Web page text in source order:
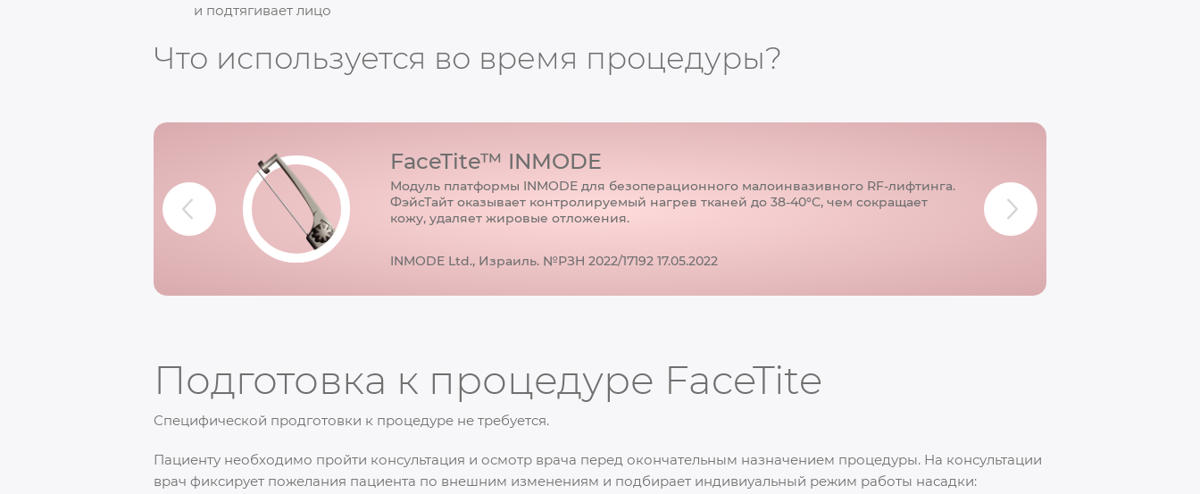
и подтягивает лицо
Что используется во время процедуры?
FaceTite™ INMODE
Модуль платформы INMODE для безоперационного малоинвазивного RF-лифтинга.
ФэйсТайт оказывает контролируемый нагрев тканей до 38-40°C, чем сокращает
кожу, удаляет жировые отложения.
INMODE Ltd., Израиль. №РЗН 2022/17192 17.05.2022
Подготовка к процедуре FaceTite
Специфической продготовки к процедуре не требуется.
Пациенту необходимо пройти консультация и осмотр врача перед окончательным назначением процедуры. На консультации
врач фиксирует пожелания пациента по внешним изменениям и подбирает индивиуальный режим работы насадки: